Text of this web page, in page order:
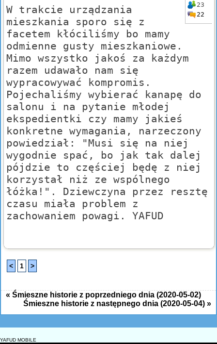
23
22
W trakcie urządzania
mieszkania sporo się z
facetem kłóciliśmy bo mamy
odmienne gusty mieszkaniowe.
Mimo wszystko jakoś za każdym
razem udawało nam się
wypracowywać kompromis.
Pojechaliśmy wybierać kanapę do
salonu i na pytanie młodej
ekspedientki czy mamy jakieś
konkretne wymagania, narzeczony
powiedział: "Musi się na niej
wygodnie spać, bo jak tak dalej
pójdzie to częściej będę z niej
korzystał niż ze wspólnego
łóżka!". Dziewczyna przez resztę
czasu miała problem z
zachowaniem powagi. YAFUD
< 1 >
« Śmieszne historie z poprzedniego dnia (2020-05-02)
Śmieszne historie z następnego dnia (2020-05-04) »
YAFUD MOBILE